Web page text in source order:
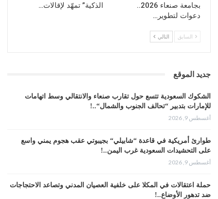
بجامعة صنعاء 2026..
دعوات لتطوير…
الذكية” تمهّد لإقالات…
السابق التالي
جديد الموقع
الشكوك السعودية تتسع حول تقارب صنعاء والانتقالي وسط اتهامات
للإمارات بتدبير “تحالف الجنوب والشمال“..!
أغسطس 9, 2026
طوارئ أمريكية في قاعدة “شابيلي“ بجيبوتي عقب هجوم يمني واسع
على التحشيدات السعودية غرب اليمن..!
أغسطس 9, 2026
حملة اعتقالات في المكلا على خلفية العصيان المدني وتصاعد الاحتجاجات
ضد تدهور الأوضاع..!